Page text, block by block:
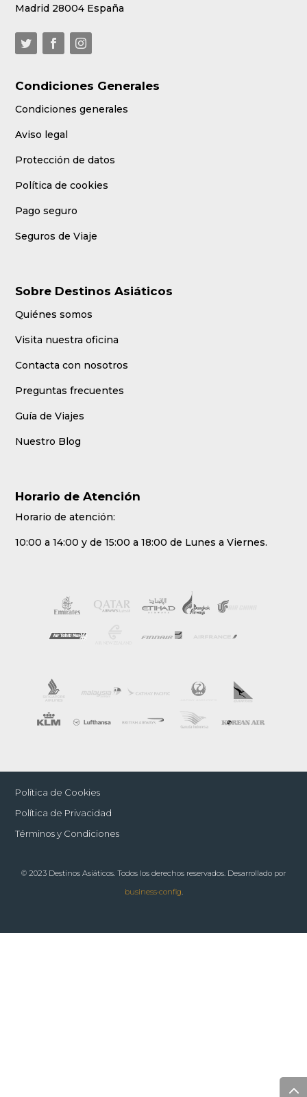
Madrid 28004 España
Condiciones Generales
Condiciones generales
Aviso legal
Protección de datos
Política de cookies
Pago seguro
Seguros de Viaje
Sobre Destinos Asiáticos
Quiénes somos
Visita nuestra oficina
Contacta con nosotros
Preguntas frecuentes
Guía de Viajes
Nuestro Blog
Horario de Atención
Horario de atención:
10:00 a 14:00 y de 15:00 a 18:00 de Lunes a Viernes.
Política de Cookies
Política de Privacidad
Términos y Condiciones
© 2023 Destinos Asiáticos. Todos los derechos reservados. Desarrollado por
business•config.